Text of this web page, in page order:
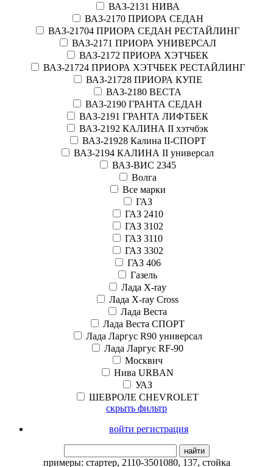
ВАЗ-2131 НИВА
ВАЗ-2170 ПРИОРА СЕДАН
ВАЗ-21704 ПРИОРА СЕДАН РЕСТАЙЛИНГ
ВАЗ-2171 ПРИОРА УНИВЕРСАЛ
ВАЗ-2172 ПРИОРА ХЭТЧБЕК
ВАЗ-21724 ПРИОРА ХЭТЧБЕК РЕСТАЙЛИНГ
ВАЗ-21728 ПРИОРА КУПЕ
ВАЗ-2180 ВЕСТА
ВАЗ-2190 ГРАНТА СЕДАН
ВАЗ-2191 ГРАНТА ЛИФТБЕК
ВАЗ-2192 КАЛИНА II хэтчбэк
ВАЗ-21928 Калина II-СПОРТ
ВАЗ-2194 КАЛИНА II универсал
ВАЗ-ВИС 2345
Волга
Все марки
ГАЗ
ГАЗ 2410
ГАЗ 3102
ГАЗ 3110
ГАЗ 3302
ГАЗ 406
Газель
Лада X-ray
Лада X-ray Cross
Лада Веста
Лада Веста СПОРТ
Лада Ларгус R90 универсал
Лада Ларгус RF-90
Москвич
Нива URBAN
УАЗ
ШЕВРОЛЕ CHEVROLET
скрыть фильтр
войти регистрация
найти
примеры: стартер, 2110-3501080, 137, стойка